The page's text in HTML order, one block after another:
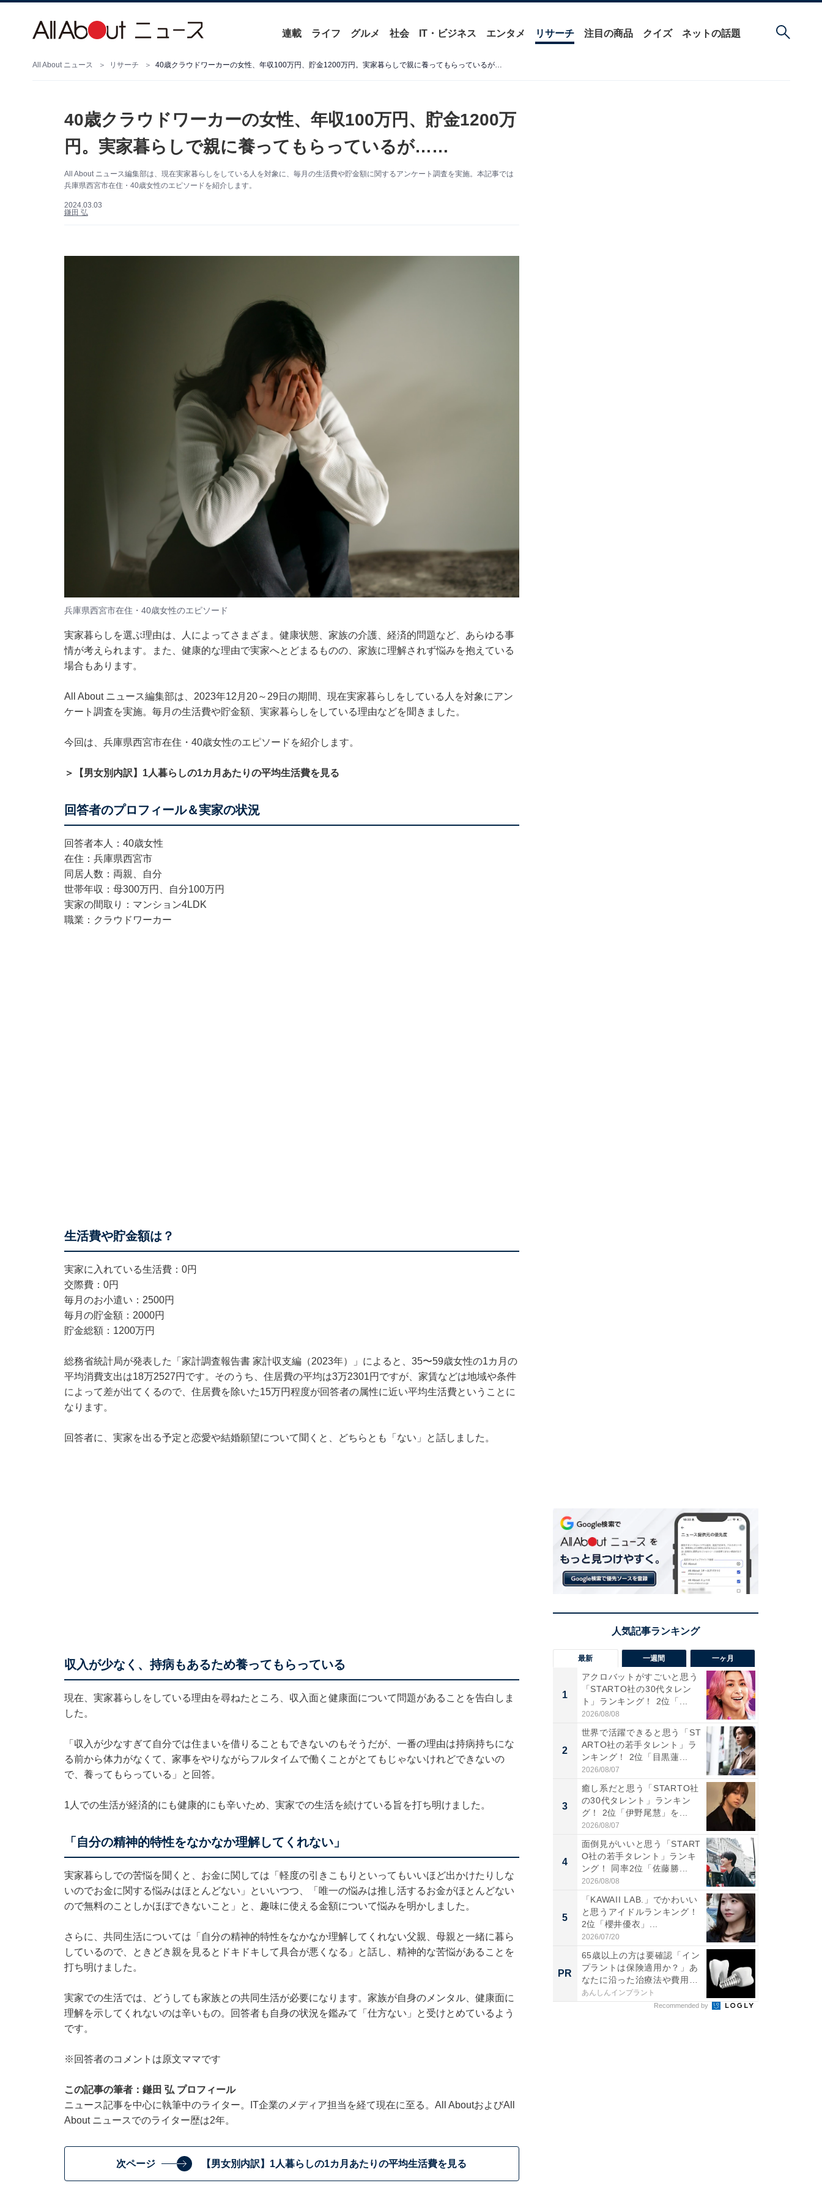
連載 ライフ グルメ 社会 IT・ビジネス エンタメ リサーチ 注目の商品 クイズ ネットの話題
All About ニュース リサーチ 40歳クラウドワーカーの女性、年収100万円、貯金1200万円。実家暮らしで親に養ってもらっているが……
40歳クラウドワーカーの女性、年収100万円、貯金1200万
円。実家暮らしで親に養ってもらっているが……
All About ニュース編集部は、現在実家暮らしをしている人を対象に、毎月の生活費や貯金額に関するアンケート調査を実施。本記事では
兵庫県西宮市在住・40歳女性のエピソードを紹介します。
2024.03.03
鎌田 弘
兵庫県西宮市在住・40歳女性のエピソード
実家暮らしを選ぶ理由は、人によってさまざま。健康状態、家族の介護、経済的問題など、あらゆる事
情が考えられます。また、健康的な理由で実家へとどまるものの、家族に理解されず悩みを抱えている
場合もあります。
All About ニュース編集部は、2023年12月20～29日の期間、現在実家暮らしをしている人を対象にアン
ケート調査を実施。毎月の生活費や貯金額、実家暮らしをしている理由などを聞きました。
今回は、兵庫県西宮市在住・40歳女性のエピソードを紹介します。
＞【男女別内訳】1人暮らしの1カ月あたりの平均生活費を見る
回答者のプロフィール＆実家の状況
回答者本人：40歳女性
在住：兵庫県西宮市
同居人数：両親、自分
世帯年収：母300万円、自分100万円
実家の間取り：マンション4LDK
職業：クラウドワーカー
生活費や貯金額は？
実家に入れている生活費：0円
交際費：0円
毎月のお小遣い：2500円
毎月の貯金額：2000円
貯金総額：1200万円
総務省統計局が発表した「 家計調査報告書 家計収支編（2023年）
」によると、35〜59歳女性の1カ月の
平均消費支出は18万2527円です。そのうち、住居費の平均は3万2301円ですが、家賃などは地域や条件
によって差が出てくるので、住居費を除いた15万円程度が回答者の属性に近い平均生活費ということに
なります。
回答者に、実家を出る予定と恋愛や結婚願望について聞くと、どちらとも「ない」と話しました。
収入が少なく、持病もあるため養ってもらっている
現在、実家暮らしをしている理由を尋ねたところ、収入面と健康面について問題があることを告白しま
した。
「収入が少なすぎて自分では住まいを借りることもできないのもそうだが、一番の理由は持病持ちにな
る前から体力がなくて、家事をやりながらフルタイムで働くことがとてもじゃないけれどできないの
で、養ってもらっている」と回答。
1人での生活が経済的にも健康的にも辛いため、実家での生活を続けている旨を打ち明けました。
「自分の精神的特性をなかなか理解してくれない」
実家暮らしでの苦悩を聞くと、お金に関しては「軽度の引きこもりといってもいいほど出かけたりしな
いのでお金に関する悩みはほとんどない」といいつつ、「唯一の悩みは推し活するお金がほとんどない
ので無料のことしかほぼできないこと」と、趣味に使える金額について悩みを明かしました。
さらに、共同生活については「自分の精神的特性をなかなか理解してくれない父親、母親と一緒に暮ら
しているので、ときどき親を見るとドキドキして具合が悪くなる」と話し、精神的な苦悩があることを
打ち明けました。
実家での生活では、どうしても家族との共同生活が必要になります。家族が自身のメンタル、健康面に
理解を示してくれないのは辛いもの。回答者も自身の状況を鑑みて「仕方ない」と受けとめているよう
です。
※回答者のコメントは原文ママです
この記事の筆者：鎌田 弘 プロフィール
ニュース記事を中心に執筆中のライター。IT企業のメディア担当を経て現在に至る。All AboutおよびAll
About ニュースでのライター歴は2年。
次ページ 【男女別内訳】1人暮らしの1カ月あたりの平均生活費を見る
最新 一週間 一ヶ月
1
アクロバットがすごいと思う
「STARTO社の30代タレン
ト」ランキング！ 2位「...
2026/08/08
2
世界で活躍できると思う「ST
ARTO社の若手タレント」ラ
ンキング！ 2位「目黒蓮...
2026/08/07
3
癒し系だと思う「STARTO社
の30代タレント」ランキン
グ！ 2位「伊野尾慧」を...
2026/08/07
4
面倒見がいいと思う「START
O社の若手タレント」ランキ
ング！ 同率2位「佐藤勝...
2026/08/08
5
「KAWAII LAB.」でかわいい
と思うアイドルランキング！
2位「櫻井優衣」...
2026/07/20
PR
65歳以上の方は要確認「イン
プラントは保険適用か？」あ
なたに沿った治療法や費用
を...
あんしんインプラント
Recommended by